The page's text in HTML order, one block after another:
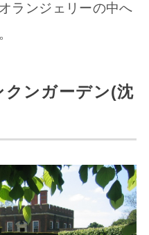
ランジェリーの中へ
クンガーデン(沈